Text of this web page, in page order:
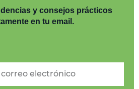
y consejos prácticos
en tu email.